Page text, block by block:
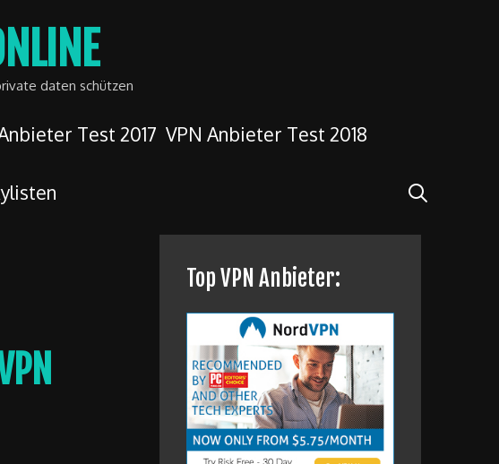
daten schützen
Test 2017 VPN Anbieter Test 2018
Top VPN Anbieter: